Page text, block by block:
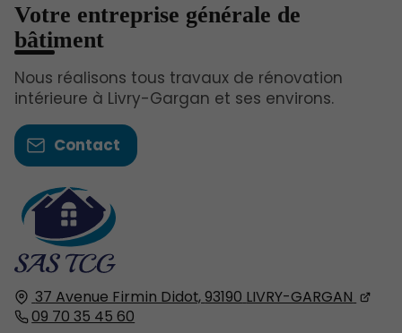
37 Avenue Firmin Didot,93190 LIVRY-GARGAN
09 70 35 45 60
Votre entreprise générale de
bâtiment
Nous réalisons tous travaux de rénovation
intérieure à Livry-Gargan et ses environs.
Contact